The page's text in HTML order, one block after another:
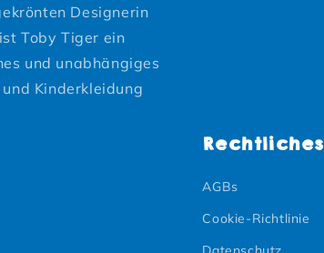
Designerin
Toby Tiger ein
und unabhängiges
Kinderkleidung
Rechtliches
AGBs
Cookie-Richtlinie